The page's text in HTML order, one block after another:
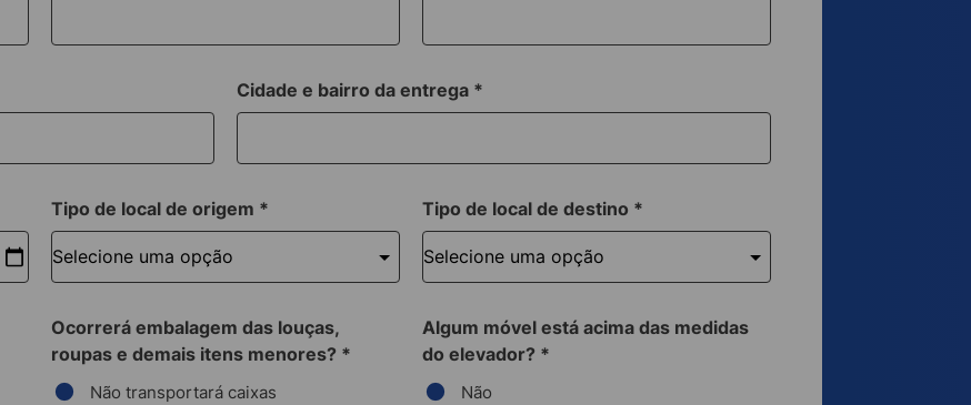
Cidade e bairro da entrega *
Tipo de local de origem * Tipo de local de destino *
Ocorrerá embalagem das louças,
roupas e demais itens menores? *
Não transportará caixas
Algum móvel está acima das medidas
do elevador? *
Não